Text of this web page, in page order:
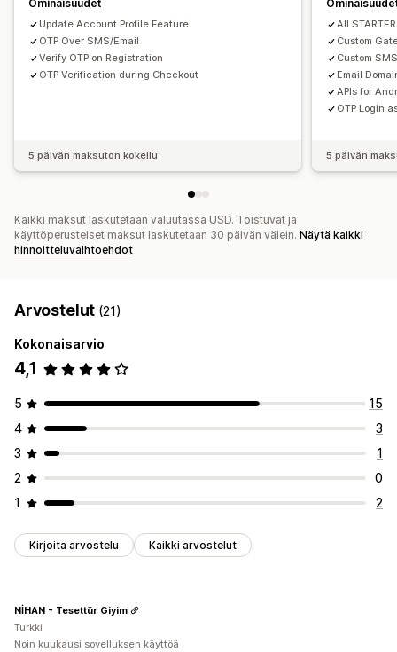
Petossuodattimet
Hälytykset ja analytiikka
Ominaisuudet
Update Account Profile Feature
OTP Over SMS/Email
Verify OTP on Registration
OTP Verification during Checkout
5 päivän maksuton kokeilu
All
Custom
Custom
Email
APIs for
OTP Login
5 päivän
Kaikki maksut laskutetaan valuutassa USD. Toistuvat ja
käyttöperusteiset maksut laskutetaan 30 päivän välein. Näytä kaikki
hinnoitteluvaihtoehdot
Arvostelut (21)
Kokonaisarvio
4,1
5
15
4
3
3
1
2
0
1
2
Kirjoita arvostelu Kaikki arvostelut
NİHAN - Tesettür Giyim
Turkki
Noin kuukausi sovelluksen käyttöä